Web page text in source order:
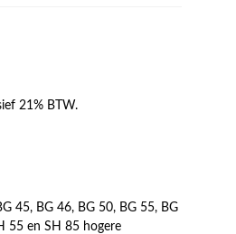
21% BTW.
45, BG 46, BG 50, BG 55, BG
55 en SH 85 hogere